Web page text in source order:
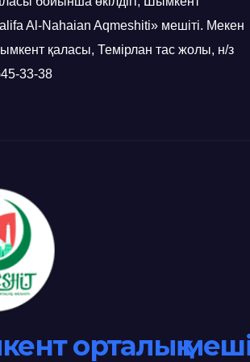
Al-Nahaian Aqmeshiti» мешіті. Мекен
қаласы, Темірлан тас жолы, н/з
33-38
орталық